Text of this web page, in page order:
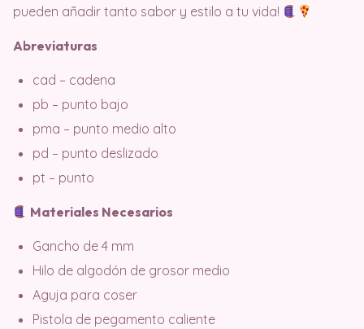
pueden añadir tanto sabor y estilo a tu vida!
Abreviaturas
cad – cadena
pb – punto bajo
pma – punto medio alto
pd – punto deslizado
pt – punto
Materiales Necesarios
Gancho de 4 mm
Hilo de algodón de grosor medio
Aguja para coser
Pistola de pegamento caliente